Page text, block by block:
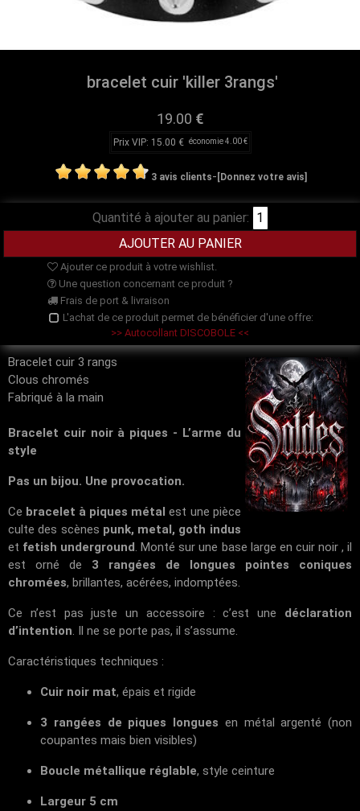
bracelet cuir 'killer 3rangs'
19.00 €
Prix VIP: 15.00 € économie 4.00 €
3 avis clients- [Donnez votre avis]
Quantité à ajouter au panier:
Ajouter ce produit à votre wishlist.
Une question concernant ce produit ?
Frais de port & livraison
L'achat de ce produit permet de bénéficier d'une offre:
>> Autocollant DISCOBOLE <<
Bracelet cuir 3 rangs
Clous chromés
Fabriqué à la main
Bracelet cuir noir à piques - L’arme du
style
Pas un bijou. Une provocation.
Ce bracelet à piques métal est une pièce
culte des scènes punk, metal, goth indus
et fetish underground . Monté sur une base large en cuir noir , il
est orné de 3 rangées de longues pointes coniques
chromées, brillantes, acérées, indomptées.
Ce n’est pas juste un accessoire : c’est une déclaration
d’intention . Il ne se porte pas, il s’assume.
Caractéristiques techniques :
Cuir noir mat, épais et rigide
3 rangées de piques longues en métal argenté (non
coupantes mais bien visibles)
Boucle métallique réglable, style ceinture
Largeur 5 cm